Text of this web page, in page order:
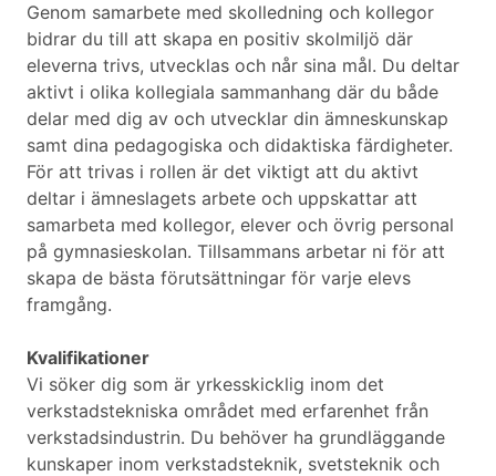
Genom samarbete med skolledning och kollegor
bidrar du till att skapa en positiv skolmiljö där
eleverna trivs, utvecklas och når sina mål. Du deltar
aktivt i olika kollegiala sammanhang där du både
delar med dig av och utvecklar din ämneskunskap
samt dina pedagogiska och didaktiska färdigheter.
För att trivas i rollen är det viktigt att du aktivt
deltar i ämneslagets arbete och uppskattar att
samarbeta med kollegor, elever och övrig personal
på gymnasieskolan. Tillsammans arbetar ni för att
skapa de bästa förutsättningar för varje elevs
framgång.
Kvalifikationer
Vi söker dig som är yrkesskicklig inom det
verkstadstekniska området med erfarenhet från
verkstadsindustrin. Du behöver ha grundläggande
kunskaper inom verkstadsteknik, svetsteknik och